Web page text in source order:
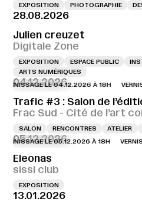
EXPOSITION PHOTOGRAPHIE
28.08.2026
Julien creuzet
Digitale Zone
EXPOSITION ESPACE PUBLIC
ARTS NUMÉRIQUES
04.12.2026
LE 04.12.2026 À 18H
Trafic #3 : Salon de
Frac Sud - Cité de l’art
SALON RENCONTRES ATELIER
05.12.2026
LE 05.12.2026 À 18H
Eleonas
sissi club
EXPOSITION
13.01.2026